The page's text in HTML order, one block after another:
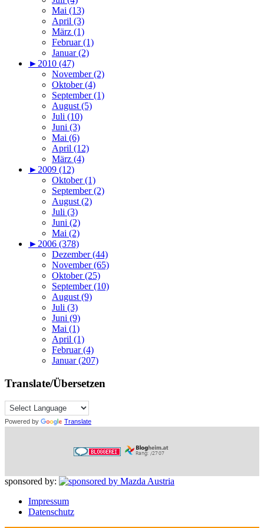
Mai (13)
April (3)
März (1)
Februar (1)
Januar (2)
► 2010 (47)
November (2)
Oktober (4)
September (1)
August (5)
Juli (10)
Juni (3)
Mai (6)
April (12)
März (4)
► 2009 (12)
Oktober (1)
September (2)
August (2)
Juli (3)
Juni (2)
Mai (2)
► 2006 (378)
Dezember (44)
November (65)
Oktober (25)
September (10)
August (9)
Juli (3)
Juni (9)
Mai (1)
April (1)
Februar (4)
Januar (207)
Translate/Übersetzen
Powered by Translate
sponsored by:
Impressum
Datenschutz